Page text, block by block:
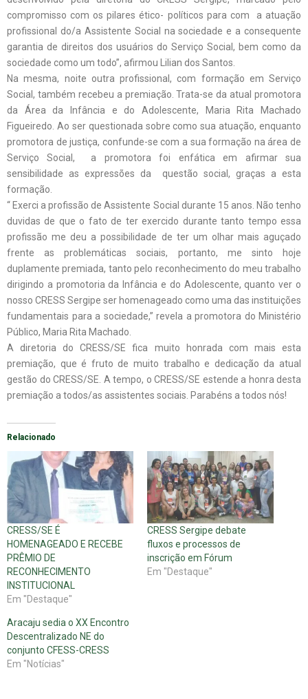
compromisso com os pilares ético- políticos para com a atuação
profissional do/a Assistente Social na sociedade e a consequente
garantia de direitos dos usuários do Serviço Social, bem como da
sociedade como um todo”, afirmou Lilian dos Santos.
Na mesma, noite outra profissional, com formação em Serviço
Social, também recebeu a premiação. Trata-se da atual promotora
da Área da Infância e do Adolescente, Maria Rita Machado
Figueiredo. Ao ser questionada sobre como sua atuação, enquanto
promotora de justiça, confunde-se com a sua formação na área de
Serviço Social, a promotora foi enfática em afirmar sua
sensibilidade as expressões da questão social, graças a esta
formação.
“ Exerci a profissão de Assistente Social durante 15 anos. Não tenho
duvidas de que o fato de ter exercido durante tanto tempo essa
profissão me deu a possibilidade de ter um olhar mais aguçado
frente as problemáticas sociais, portanto, me sinto hoje
duplamente premiada, tanto pelo reconhecimento do meu trabalho
dirigindo a promotoria da Infância e do Adolescente, quanto ver o
nosso CRESS Sergipe ser homenageado como uma das instituições
fundamentais para a sociedade,” revela a promotora do Ministério
Público, Maria Rita Machado.
A diretoria do CRESS/SE fica muito honrada com mais esta
premiação, que é fruto de muito trabalho e dedicação da atual
gestão do CRESS/SE. A tempo, o CRESS/SE estende a honra desta
premiação a todos/as assistentes sociais. Parabéns a todos nós!
Relacionado
CRESS/SE É
HOMENAGEADO E RECEBE
PRÊMIO DE
RECONHECIMENTO
INSTITUCIONAL
Em "Destaque"
CRESS Sergipe debate
fluxos e processos de
inscrição em Fórum
Em "Destaque"
Aracaju sedia o XX Encontro
Descentralizado NE do
conjunto CFESS-CRESS
Em "Notícias"